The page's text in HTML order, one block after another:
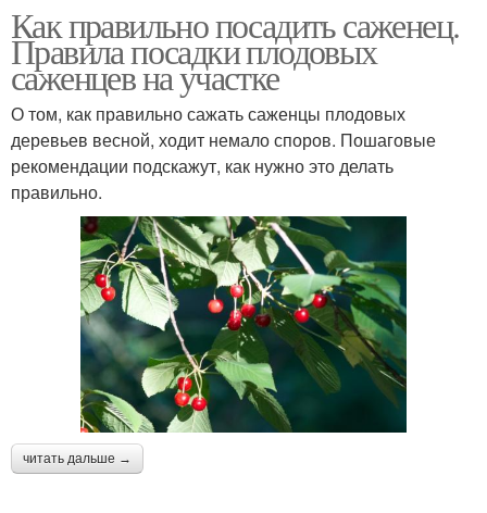
Как правильно посадить саженец.
Правила посадки плодовых
саженцев на участке
О том, как правильно сажать саженцы плодовых
деревьев весной, ходит немало споров. Пошаговые
рекомендации подскажут, как нужно это делать
правильно.
читать дальше →